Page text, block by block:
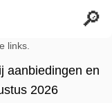
links.
aanbiedingen en
2026